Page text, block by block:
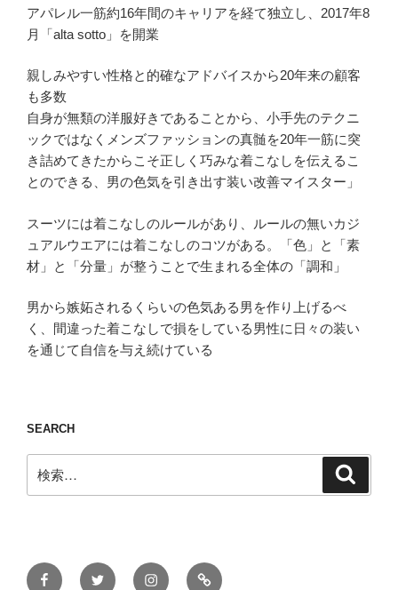
アパレル一筋約16年間のキャリアを経て独立し、2017年8
月「alta sotto」を開業
親しみやすい性格と的確なアドバイスから20年来の顧客
も多数
自身が無類の洋服好きであることから、小手先のテクニ
ックではなくメンズファッションの真髄を20年一筋に突
き詰めてきたからこそ正しく巧みな着こなしを伝えるこ
とのできる、男の色気を引き出す装い改善マイスター」
スーツには着こなしのルールがあり、ルールの無いカジ
ュアルウエアには着こなしのコツがある。「色」と「素
材」と「分量」が整うことで生まれる全体の「調和」
男から嫉妬されるくらいの色気ある男を作り上げるべ
く、間違った着こなしで損をしている男性に日々の装い
を通じて自信を与え続けている
SEARCH
索:
FacebookTwitter InstagramONLINE